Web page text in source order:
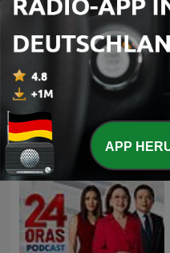
KONTRAFUNK aktuell
Internationale
APP